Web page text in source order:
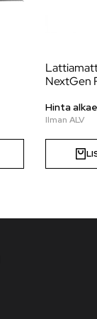
NextGen
Hinta